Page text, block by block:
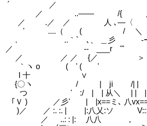
／
..―― /{ ／
／ ／ 人 ､―〈
（ ( / ＼ ヽ
、 ＿彡 -ー
'" ＿ ｀`丶､
／ {／ ＞ ＼
o ( ' ( ' `
∨ ', (
/ | ji /| | | |V
| 从＼ | | |＿| | ∨)
彡' | |x==ミ､ 八vx===
| |:八乂:ソ V:::ソ : |:＼ ､
: |: 八八 , ノ / |:. :/